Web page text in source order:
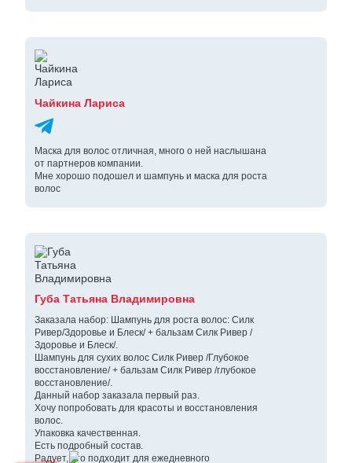
Чайкина Лариса
Маска для волос отличная, много о ней наслышана
от партнеров компании.
Мне хорошо подошел и шампунь и маска для роста
волос
Губа Татьяна Владимировна
Заказала набор: Шампунь для роста волос: Силк
Ривер/Здоровье и Блеск/ + бальзам Силк Ривер /
Здоровье и Блеск/.
Шампунь для сухих волос Силк Ривер /Глубокое
восстановление/ + бальзам Силк Ривер /глубокое
восстановление/.
Данный набор заказала первый раз.
Хочу попробовать для красоты и восстановления
волос.
Упаковка качественная.
Есть подробный состав.
Радует, что подходит для ежедневного